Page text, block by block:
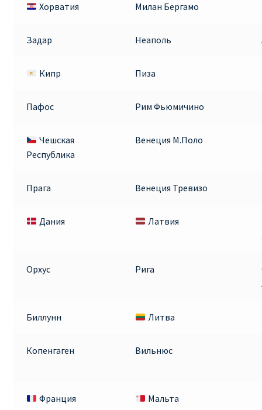
Хорватия Милан Бергамо
Задар Неаполь
Кипр Пиза
Пафос Рим Фьюмичино
Чешская
Республика
Венеция М.Поло
Прага Венеция Тревизо
Дания Латвия
Орхус Рига
Биллунн Литва
Копенгаген
Вильнюс
Франция Мальта